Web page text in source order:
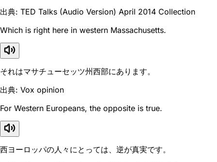
出典: TED Talks (Audio Version) April 2014 Collection
Which is right here in western Massachusetts.
それはマサチューセッツ州西部にあります。
出典: Vox opinion
For Western Europeans, the opposite is true.
西ヨーロッパの人々にとっては、逆が真実です。